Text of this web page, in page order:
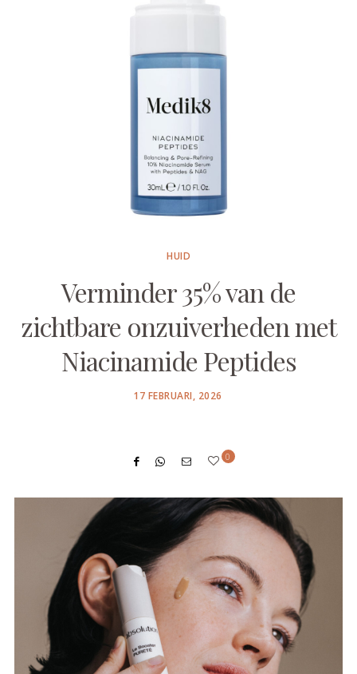
HUID
Verminder 35% van de
zichtbare onzuiverheden met
Niacinamide Peptides
POSTED
17 FEBRUARI, 2026
0